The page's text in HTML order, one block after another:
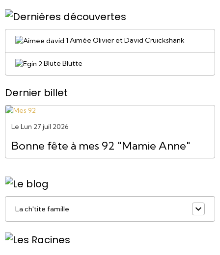
Aimée Olivier et David Cruickshank
Blute Blutte
Dernier billet
Le Lun 27 juil 2026
Bonne fête à mes 92 "Mamie Anne"
La ch'tite famille